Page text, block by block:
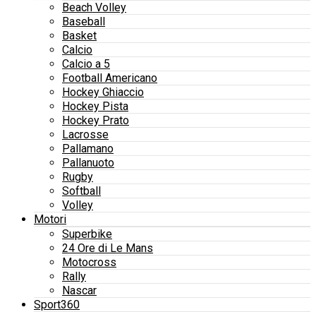
Beach Volley
Baseball
Basket
Calcio
Calcio a 5
Football Americano
Hockey Ghiaccio
Hockey Pista
Hockey Prato
Lacrosse
Pallamano
Pallanuoto
Rugby
Softball
Volley
Motori
Superbike
24 Ore di Le Mans
Motocross
Rally
Nascar
Sport360